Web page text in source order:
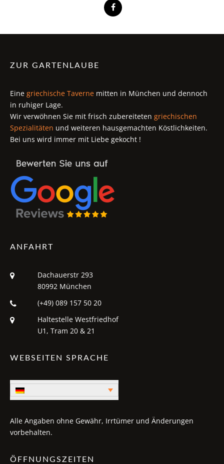
ZUR GARTENLAUBE
Eine griechische Taverne mitten in München und dennoch
in ruhiger Lage.
Wir verwöhnen Sie mit frisch zubereiteten griechischen
Spezialitäten und weiteren hausgemachten Köstlichkeiten.
Bei uns wird immer mit Liebe gekocht !
ANFAHRT
Dachauerstr 293
80992 München
(+49) 089 157 50 20
Haltestelle Westfriedhof
U1, Tram 20 & 21
WEBSEITEN SPRACHE
Alle Angaben ohne Gewähr, Irrtümer und Änderungen
vorbehalten.
ÖFFNUNGSZEITEN